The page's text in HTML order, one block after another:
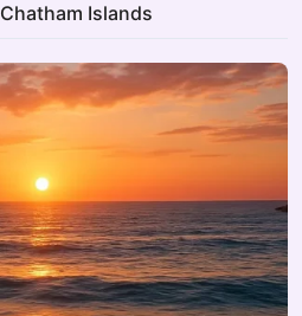
Chatham Islands